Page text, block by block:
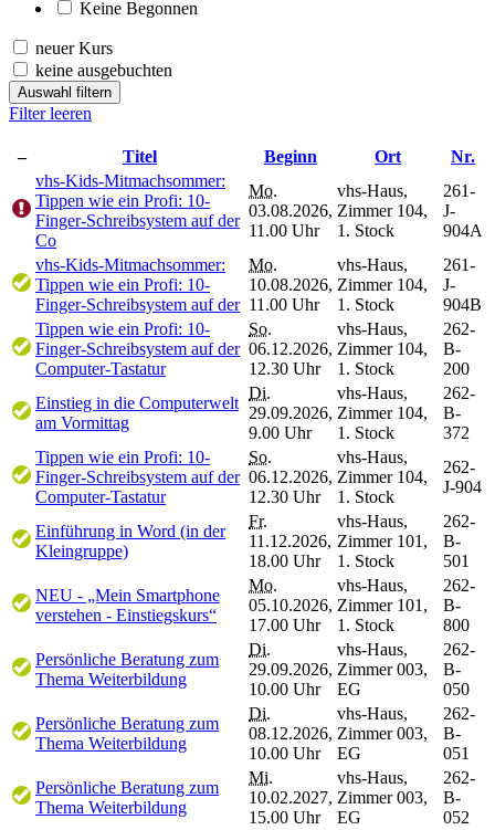
Keine Begonnen
neuer Kurs
keine ausgebuchten
Auswahl filtern
Filter leeren
– Titel Beginn Ort
Nr.
vhs-Kids-Mitmachsommer:
Tippen wie ein Profi: 10-
Finger-Schreibsystem auf der
Co
Mo.
03.08.2026,
11.00 Uhr
vhs-Haus,
Zimmer 104,
1. Stock
261-
J-
904A
vhs-Kids-Mitmachsommer:
Tippen wie ein Profi: 10-
Finger-Schreibsystem auf der
Mo.
10.08.2026,
11.00 Uhr
vhs-Haus,
Zimmer 104,
1. Stock
261-
J-
904B
Tippen wie ein Profi: 10-
Finger-Schreibsystem auf der
Computer-Tastatur
So.
06.12.2026,
12.30 Uhr
vhs-Haus,
Zimmer 104,
1. Stock
262-
B-
200
Einstieg in die Computerwelt
am Vormittag
Di.
29.09.2026,
9.00 Uhr
vhs-Haus,
Zimmer 104,
1. Stock
262-
B-
372
Tippen wie ein Profi: 10-
Finger-Schreibsystem auf der
Computer-Tastatur
So.
06.12.2026,
12.30 Uhr
vhs-Haus,
Zimmer 104,
1. Stock
262-
J-904
Einführung in Word (in der
Kleingruppe)
Fr.
11.12.2026,
18.00 Uhr
vhs-Haus,
Zimmer 101,
1. Stock
262-
B-
501
NEU - „Mein Smartphone
verstehen - Einstiegskurs“
Mo.
05.10.2026,
17.00 Uhr
vhs-Haus,
Zimmer 101,
1. Stock
262-
B-
800
Persönliche Beratung zum
Thema Weiterbildung
Di.
29.09.2026,
10.00 Uhr
vhs-Haus,
Zimmer 003,
EG
262-
B-
050
Persönliche Beratung zum
Thema Weiterbildung
Di.
08.12.2026,
10.00 Uhr
vhs-Haus,
Zimmer 003,
EG
262-
B-
051
Persönliche Beratung zum
Thema Weiterbildung
Mi.
10.02.2027,
15.00 Uhr
vhs-Haus,
Zimmer 003,
EG
262-
B-
052